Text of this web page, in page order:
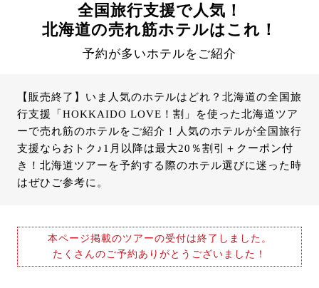
全国旅行支援で人気！
北海道の売れ筋ホテルはこれ！
予約が多いホテルをご紹介
【販売終了】いま人気のホテルはどれ？北海道の全国旅
行支援「HOKKAIDO LOVE！割」を使った北海道ツア
ーで売れ筋のホテルをご紹介！人気のホテルが全国旅行
支援ならおトク♪1月以降は最大20％割引＋クーポン付
き！北海道ツアーを予約する際のホテル選びに迷った時
はぜひご参考に。
本ページ掲載のツアーの受付は終了しました。
たくさんのご予約ありがとうございました！